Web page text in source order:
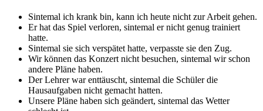
Sintemal ich krank bin, kann ich heute nicht zur Arbeit gehen.
Er hat das Spiel verloren, sintemal er nicht genug trainiert
hatte.
Sintemal sie sich verspätet hatte, verpasste sie den Zug.
Wir können das Konzert nicht besuchen, sintemal wir schon
andere Pläne haben.
Der Lehrer war enttäuscht, sintemal die Schüler die
Hausaufgaben nicht gemacht hatten.
Unsere Pläne haben sich geändert, sintemal das Wetter